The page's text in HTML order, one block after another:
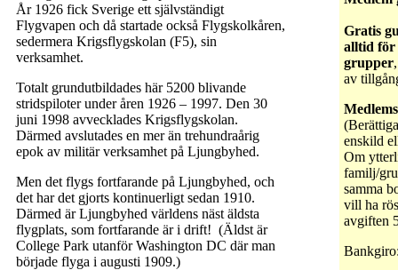
År 1926 fick Sverige ett självständigt
Flygvapen och då startade också Flygskolkåren,
sedermera Krigsflygskolan (F5), sin
verksamhet.
Totalt grundutbildades här 5200 blivande
stridspiloter under åren 1926 – 1997. Den 30
juni 1998 avvecklades Krigsflygskolan.
Därmed avslutades en mer än trehundraårig
epok av militär verksamhet på Ljungbyhed.
Men det flygs fortfarande på Ljungbyhed, och
det har det gjorts kontinuerligt sedan 1910.
Därmed är Ljungbyhed världens näst äldsta
flygplats, som fortfarande är i drift! (Äldst är
College Park utanför Washington DC där man
började flyga i augusti 1909.)
Gratis
alltid för
grupper
av
enskild
Om
familj/
samma
vill ha
avgiften